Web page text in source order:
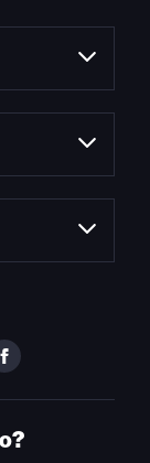
FOLLOW
ON
FACEBOOK